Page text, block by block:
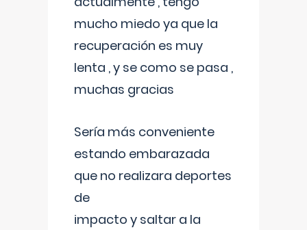
mucho miedo ya que la
recuperación es muy
lenta , y se como se pasa ,
muchas gracias
Sería más conveniente
estando embarazada
que no realizara deportes
de
impacto y saltar a la